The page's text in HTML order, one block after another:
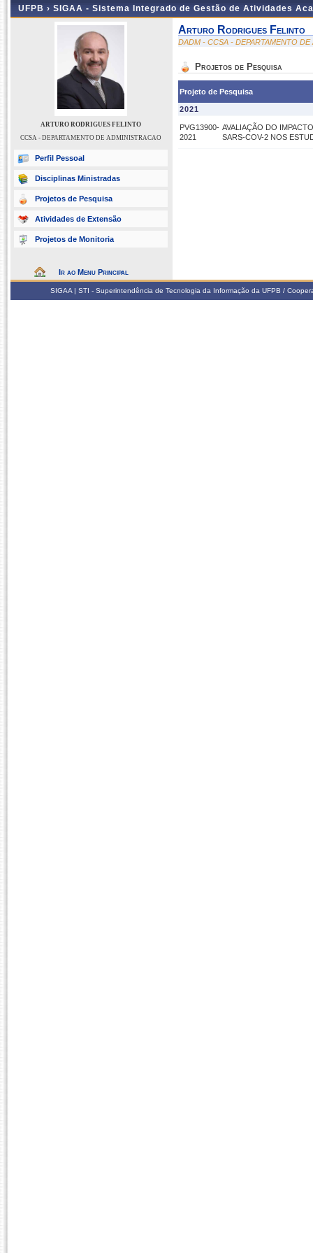
UFPB › SIGAA - Sistema Integrado de Gestão de Atividades
ARTURO RODRIGUES FELINTO
CCSA - DEPARTAMENTO DE ADMINISTRACAO
Perfil Pessoal
Disciplinas Ministradas
Projetos de Pesquisa
Atividades de Extensão
Projetos de Monitoria
Ir ao Menu Principal
Arturo Rodrigues Felinto
DADM - CCSA - DEPARTAMENTO
Projetos de Pesquisa
Projeto de Pesquisa
2021
PVG13900-
2021
AVALIAÇÃO DO
SARS-COV-2 NOS
SIGAA | STI - Superintendência de Tecnologia da Informação da UFPB /